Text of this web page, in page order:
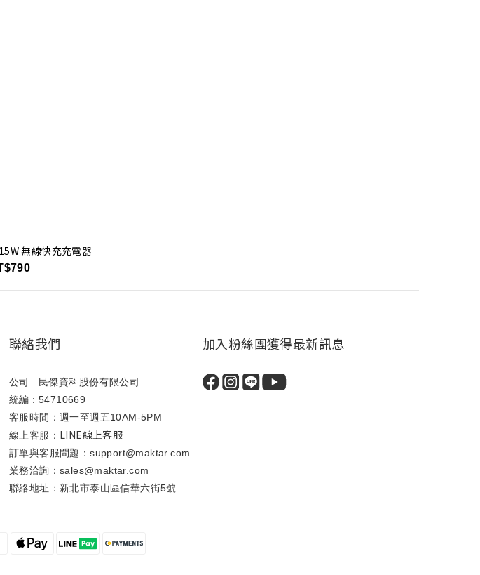
無線快充充電器
聯絡我們
公司 : 民傑資科股份有限公司
統編 : 54710669
客服時間：週一至週五10AM-5PM
線上客服： LINE線上客服
訂單與客服問題：support@maktar.com
業務洽詢：sales@maktar.com
聯絡地址：新北市泰山區信華六街5號
加入粉絲團獲得最新訊息